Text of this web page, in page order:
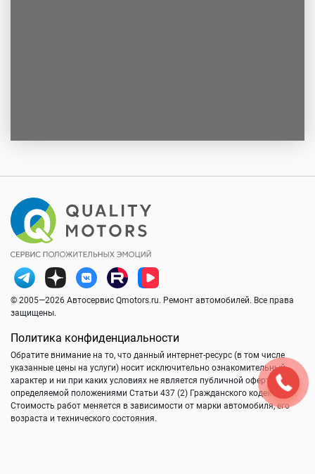
© 2005—2026 Автосервис Qmotors.ru. Ремонт автомобилей. Все права
защищены.
Политика конфиденциальности
Обратите внимание на то, что данный интернет-ресурс (в том числе
указанные цены на услуги) носит исключительно ознакомительный
характер и ни при каких условиях не является публичной офертой,
определяемой положениями Статьи 437 (2) Гражданского кодекса РФ.
Стоимость работ меняется в зависимости от марки автомобиля, его
возраста и технического состояния.